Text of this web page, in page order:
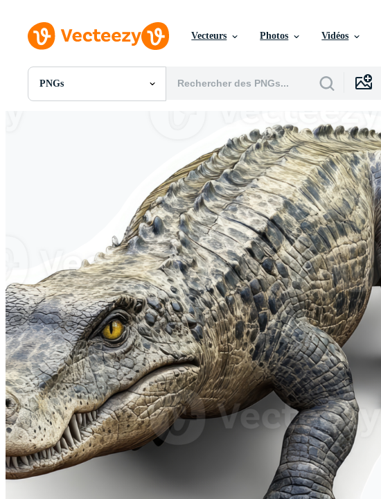
Vecteurs Photos Vidéos
PNGs
Toutes Images
Images Éditoriales
Événements Éditoriaux